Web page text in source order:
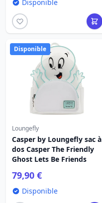
Disponible
Disponible
Loungefly
Casper by Loungefly sac à
dos Casper The Friendly
Ghost Lets Be Friends
79,90 €
Disponible